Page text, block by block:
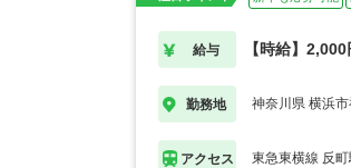
給与 【時給】
勤務地 神奈川県 横浜
アクセス 東急東横線 反町